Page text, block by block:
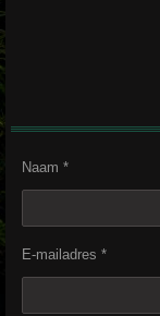
Naam *
E-mailadres *